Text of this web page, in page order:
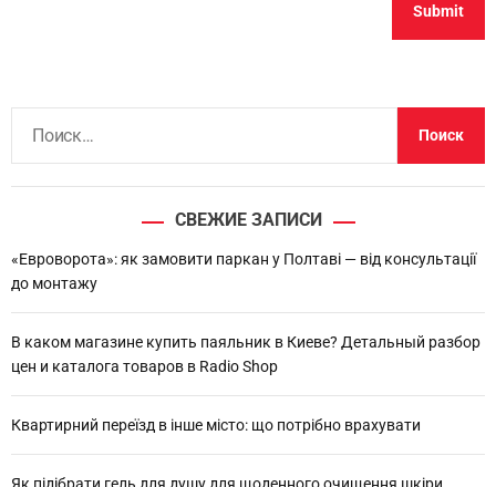
:
СВЕЖИЕ ЗАПИСИ
«Евроворота»: як замовити паркан у Полтаві — від консультації
до монтажу
В каком магазине купить паяльник в Киеве? Детальный разбор
цен и каталога товаров в Radio Shop
Квартирний переїзд в інше місто: що потрібно врахувати
Як підібрати гель для душу для щоденного очищення шкіри